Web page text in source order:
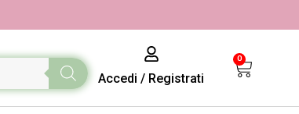
Accedi / Registrati
0